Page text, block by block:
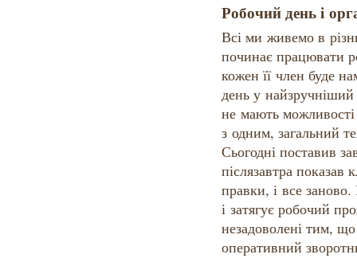
Робочий день і
Всі ми живемо в
починає працювати
кожен її член буде
день у найзручніший
не мають можливості
з одним, загальний
Сьогодні поставив
післязавтра показав
правки, і все
і затягує робочий
незадоволені тим,
оперативний